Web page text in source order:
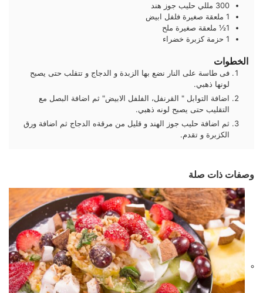
300 مللي حليب جوز هند
1 ملعقة صغيرة فلفل ابيض
1½
ملعقة صغيرة ملح
1 حزمة كزبرة خضراء
الخطوات
فى طاسة على النار نضع بها الزبدة و الدجاج و تتقلب حتى يصبح
لونها ذهبي.
اضافة التوابل " القرنفل، الفلفل الابيض" ثم اضافة البصل مع
التقليب حتى يصبح لونه ذهبي.
ثم اضافة حليب جوز الهند و قليل من مرقةه الدجاج ثم اضافة ورق
الكزبرة و تقدم.
وصفات ذات صلة